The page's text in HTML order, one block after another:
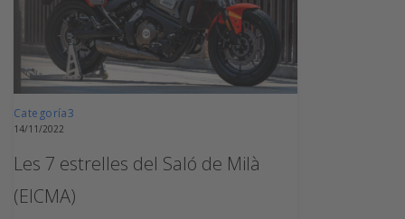
Categoría3
14/11/2022
Les 7 estrelles del Saló de Milà
(EICMA)